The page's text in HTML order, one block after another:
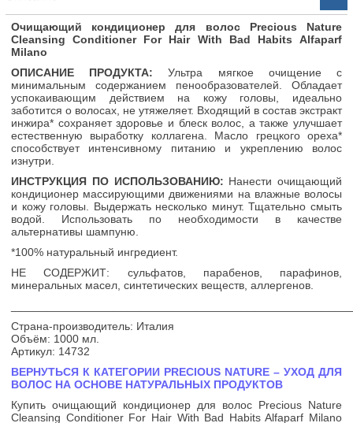
Очищающий кондиционер для волос Precious Nature
Cleansing Conditioner For Hair With Bad Habits Alfaparf
Milano
ОПИСАНИЕ ПРОДУКТА: Ультра мягкое очищение с
минимальным содержанием пенообразователей. Обладает
успокаивающим действием на кожу головы, идеально
заботится о волосах, не утяжеляет. Входящий в состав экстракт
инжира* сохраняет здоровье и блеск волос, а также улучшает
естественную выработку коллагена. Масло грецкого ореха*
способствует интенсивному питанию и укреплению волос
изнутри.
ИНСТРУКЦИЯ ПО ИСПОЛЬЗОВАНИЮ: Нанести очищающий
кондиционер массирующими движениями на влажные волосы
и кожу головы. Выдержать несколько минут. Тщательно смыть
водой. Использовать по необходимости в качестве
альтернативы шампуню.
*100% натуральный ингредиент.
НЕ СОДЕРЖИТ: сульфатов, парабенов, парафинов,
минеральных масел, синтетических веществ, аллергенов.
Страна-производитель: Италия
Объём: 1000 мл.
Артикул: 14732
ВЕРНУТЬСЯ К КАТЕГОРИИ PRECIOUS NATURE – УХОД ДЛЯ
ВОЛОС НА ОСНОВЕ НАТУРАЛЬНЫХ ПРОДУКТОВ
Купить очищающий кондиционер для волос Precious Nature
Cleansing Conditioner For Hair With Bad Habits Alfaparf Milano